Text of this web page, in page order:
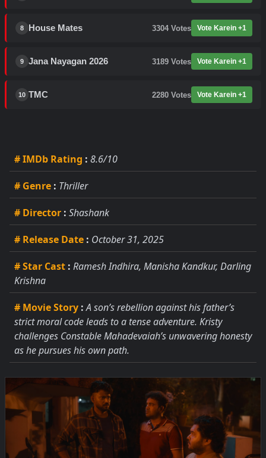
8 House Mates 3304 Votes Vote Karein +1
9 Jana Nayagan 2026 3189 Votes Vote Karein +1
10 TMC 2280 Votes Vote Karein +1
# IMDb Rating : 8.6/10
# Genre : Thriller
# Director : Shashank
# Release Date : October 31, 2025
# Star Cast : Ramesh Indhira, Manisha Kandkur, Darling
Krishna
# Movie Story : A son’s rebellion against his father’s
strict moral code leads to a tense adventure. Kristy
challenges Constable Mahadevaiah’s unwavering honesty
as he pursues his own path.